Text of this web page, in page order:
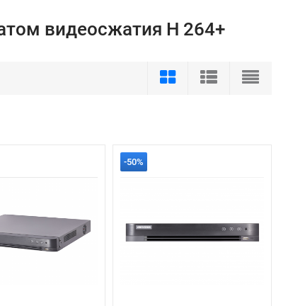
видеосжатия H 264+
-50%